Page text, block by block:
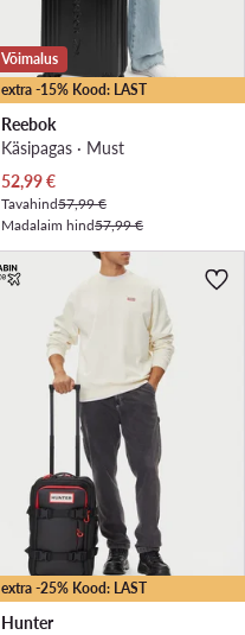
extra -15% Kood: LAST
Võimalus
Reebok
Käsipagas · Must
Praegune hind
52,99€
Tavahind57,99 €
Madalaim hind57,99 €
extra -25% Kood: LAST
Hunter